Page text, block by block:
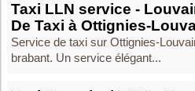
Taxi LLN service -
De Taxi à Ottignies-
Service de taxi sur Ottignies-
brabant. Un service élégant...